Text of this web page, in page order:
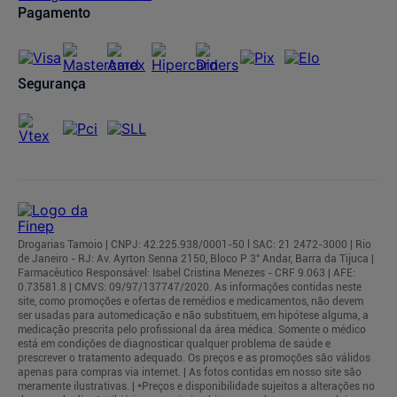
Pagamento
Segurança
Drogarias Tamoio | CNPJ: 42.225.938/0001-50 l SAC: 21 2472-3000 | Rio
de Janeiro - RJ: Av. Ayrton Senna 2150, Bloco P 3° Andar, Barra da Tijuca |
Farmacêutico Responsável: Isabel Cristina Menezes - CRF 9.063 | AFE:
0.73581.8 | CMVS: 09/97/137747/2020. As informações contidas neste
site, como promoções e ofertas de remédios e medicamentos, não devem
ser usadas para automedicação e não substituem, em hipótese alguma, a
medicação prescrita pelo profissional da área médica. Somente o médico
está em condições de diagnosticar qualquer problema de saúde e
prescrever o tratamento adequado. Os preços e as promoções são válidos
apenas para compras via internet. | As fotos contidas em nosso site são
meramente ilustrativas. | *Preços e disponibilidade sujeitos a alterações no